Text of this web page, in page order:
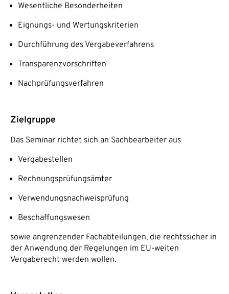
Wesentliche Besonderheiten
Eignungs- und Wertungskriterien
Durchführung des Vergabeverfahrens
Transparenzvorschriften
Nachprüfungsverfahren
Zielgruppe
Das Seminar richtet sich an Sachbearbeiter aus
Vergabestellen
Rechnungsprüfungsämter
Verwendungsnachweisprüfung
Beschaffungswesen
sowie angrenzender Fachabteilungen, die rechtssicher in
der Anwendung der Regelungen im EU-weiten
Vergaberecht werden wollen.